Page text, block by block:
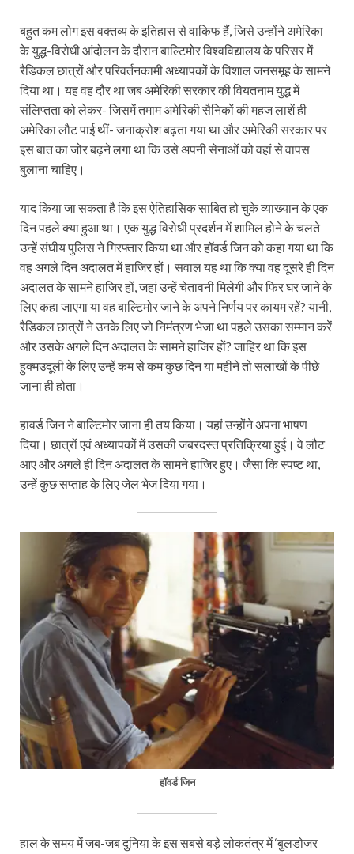
बहुत कम लोग इस वक्तव्य के इतिहास से वाकिफ हैं, जिसे उन्होंने अमेरिका
के युद्ध-विरोधी आंदोलन के दौरान बाल्टिमोर विश्वविद्यालय के परिसर में
रैडिकल छात्रों और परिवर्तनकामी अध्यापकों के विशाल जनसमूह के सामने
दिया था। यह वह दौर था जब अमेरिकी सरकार की वियतनाम युद्ध में
संलिप्तता को लेकर- जिसमें तमाम अमेरिकी सैनिकों की महज लाशें ही
अमेरिका लौट पाई थीं- जनाक्रोश बढ़ता गया था और अमेरिकी सरकार पर
इस बात का जोर बढ़ने लगा था कि उसे अपनी सेनाओं को वहां से वापस
बुलाना चाहिए।
याद किया जा सकता है कि इस ऐतिहासिक साबित हो चुके व्याख्यान के एक
दिन पहले क्या हुआ था। एक युद्ध विरोधी प्रदर्शन में शामिल होने के चलते
उन्हें संघीय पुलिस ने गिरफ्तार किया था और हॉवर्ड जिन को कहा गया था कि
वह अगले दिन अदालत में हाजिर हों। सवाल यह था कि क्या वह दूसरे ही दिन
अदालत के सामने हाजिर हों, जहां उन्हें चेतावनी मिलेगी और फिर घर जाने के
लिए कहा जाएगा या वह बाल्टिमोर जाने के अपने निर्णय पर कायम रहें? यानी,
रैडिकल छात्रों ने उनके लिए जो निमंत्रण भेजा था पहले उसका सम्मान करें
और उसके अगले दिन अदालत के सामने हाजिर हों? जाहिर था कि इस
हुक्मउदूली के लिए उन्हें कम से कम कुछ दिन या महीने तो सलाखों के पीछे
जाना ही होता।
हावर्ड जिन ने बाल्टिमोर जाना ही तय किया। यहां उन्होंने अपना भाषण
दिया। छात्रों एवं अध्यापकों में उसकी जबरदस्त प्रतिक्रिया हुई। वे लौट
आए और अगले ही दिन अदालत के सामने हाजिर हुए। जैसा कि स्पष्ट था,
उन्हें कुछ सप्ताह के लिए जेल भेज ‌दिया गया।
हॉवर्ड जिन
हाल के समय में जब-जब दुनिया के इस सबसे बड़े लोकतंत्र में ‘बुलडोजर